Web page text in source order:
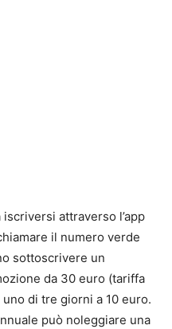
attraverso l’app
il numero verde
sottoscrivere un
da 30 euro (tariffa
uno di tre giorni a 10 euro.
può noleggiare una